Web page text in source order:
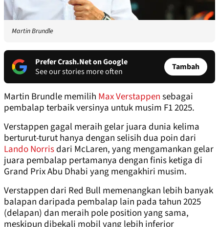
Martin Brundle
Prefer Crash.Net on Google
See our stories more often
Tambah
Martin Brundle memilih Max Verstappensebagai
pembalap terbaik versinya untuk musim F1 2025.
Verstappen gagal meraih gelar juara dunia kelima
berturut-turut hanya dengan selisih dua poin dari
Lando Norrisdari McLaren, yang mengamankan gelar
juara pembalap pertamanya dengan finis ketiga di
Grand Prix Abu Dhabi yang mengakhiri musim.
Verstappen dari Red Bull memenangkan lebih banyak
balapan daripada pembalap lain pada tahun 2025
(delapan) dan meraih pole position yang sama,